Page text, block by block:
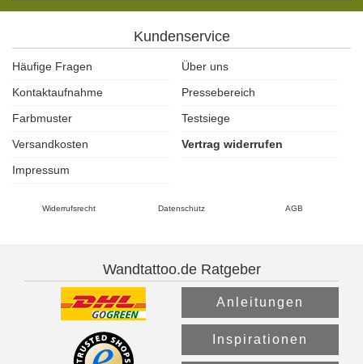
Kundenservice
Häufige Fragen
Über uns
Kontaktaufnahme
Pressebereich
Farbmuster
Testsiege
Versandkosten
Vertrag widerrufen
Impressum
Widerrufsrecht Datenschutz AGB
Wandtattoo.de Ratgeber
Anleitungen
Inspirationen